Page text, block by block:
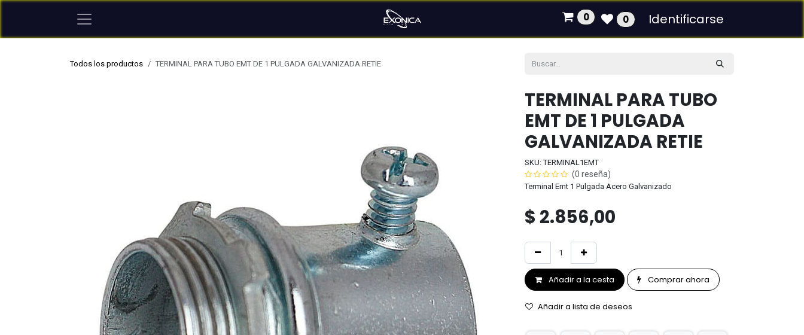
Ir al contenido
0 0 Identificarse
Todos los productos TERMINAL PARA TUBO EMT DE 1 PULGADA GALVANIZADA RETIE
TERMINAL PARA TUBO
EMT DE 1 PULGADA
GALVANIZADA RETIE
SKU: TERMINAL1EMT
(0 reseña)
Terminal Emt 1 Pulgada Acero Galvanizado
$ 2.856,00
Añadir a la cesta Comprar ahora
Añadir a lista de deseos